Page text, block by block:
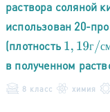
раствора соляной
использован 20-
(плотность
г с
1 ,19г/см
в полученном
8 класс химия